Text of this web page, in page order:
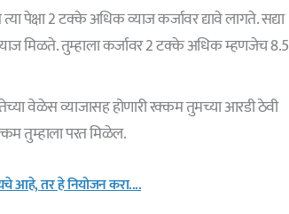
पेक्षा 2 टक्के अधिक व्याज कर्जावर द्यावे लागते. सद्या
मिळते. तुम्हाला कर्जावर 2 टक्के अधिक म्हणजेच 8.5
वेळेस व्याजासह होणारी रक्कम तुमच्या आरडी ठेवी
तुम्हाला परत मिळेल.
आहे, तर हे नियोजन करा....